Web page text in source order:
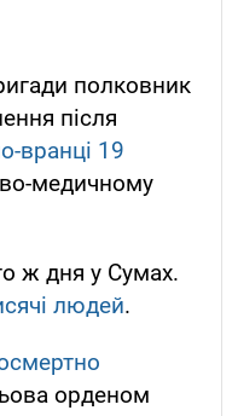
полковник
після
вранці 19
медичному
ж дня у Сумах.
людей.
орденом